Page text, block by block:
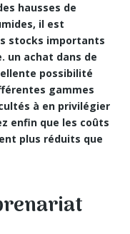
hausses de
il est
stocks importants
un achat dans de
possibilité
gammes
à en privilégier
enfin que les coûts
plus réduits que